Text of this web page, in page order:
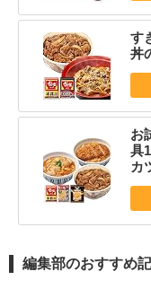
す
丼
お
具
カ
編集部のおすすめ